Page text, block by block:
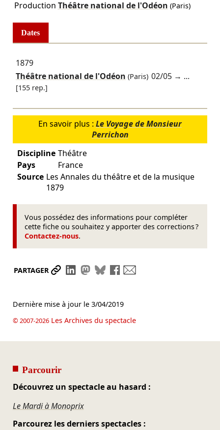
Production Théâtre national de l'Odéon (Paris)
Dates
1879
Théâtre national de l'Odéon (Paris) 02/05 → ...
[155 rep.]
En savoir plus : Le Voyage de Monsieur
Perrichon
Discipline Théâtre
Pays
France
Source Les Annales du théâtre et de la musique
1879
Vous possédez des informations pour compléter
cette fiche ou souhaitez y apporter des corrections ?
Contactez-nous.
PARTAGER Partager le lien
Partager sur LinkedIn
Partager sur Mastodon
Partager sur Bluesky
Partager sur Facebook
Dernière mise à jour le 3/04/2019
© 2007-2026Les Archives du spectacle
Parcourir
Découvrez un spectacle au hasard :
Le Mardi à Monoprix
Parcourez les derniers spectacles :